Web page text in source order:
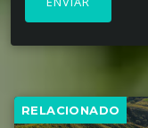
interactivo del
emocionantes
RELACIONADO